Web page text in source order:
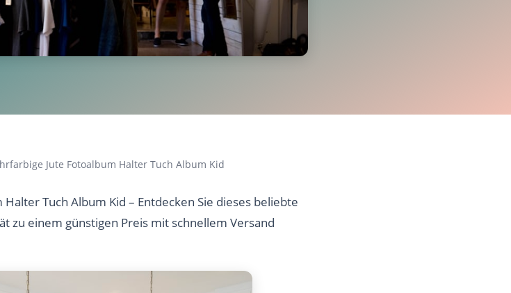
Jute Fotoalbum Halter Tuch Album Kid
Tuch Album Kid – Entdecken Sie dieses beliebte
zu einem günstigen Preis mit schnellem Versand